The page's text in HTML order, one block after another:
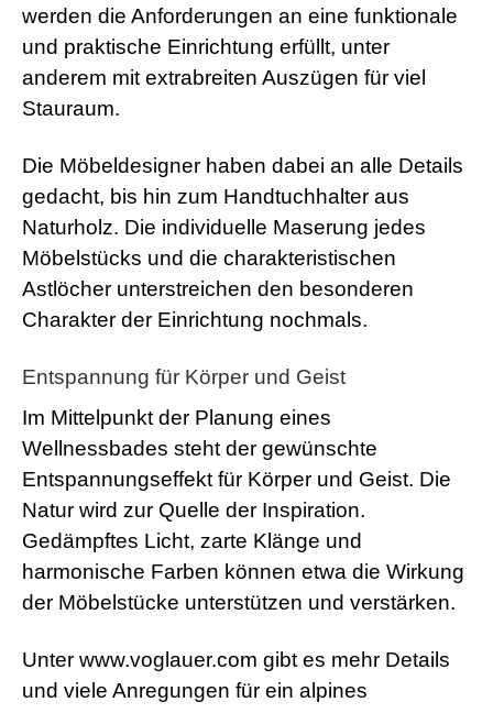
werden die Anforderungen an eine funktionale
und praktische Einrichtung erfüllt, unter
anderem mit extrabreiten Auszügen für viel
Stauraum.
Die Möbeldesigner haben dabei an alle Details
gedacht, bis hin zum Handtuchhalter aus
Naturholz. Die individuelle Maserung jedes
Möbelstücks und die charakteristischen
Astlöcher unterstreichen den besonderen
Charakter der Einrichtung nochmals.
Entspannung für Körper und Geist
Im Mittelpunkt der Planung eines
Wellnessbades steht der gewünschte
Entspannungseffekt für Körper und Geist. Die
Natur wird zur Quelle der Inspiration.
Gedämpftes Licht, zarte Klänge und
harmonische Farben können etwa die Wirkung
der Möbelstücke unterstützen und verstärken.
Unter www.voglauer.com gibt es mehr Details
und viele Anregungen für ein alpines